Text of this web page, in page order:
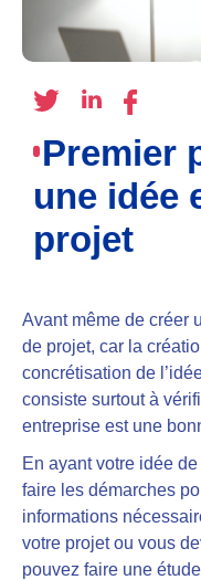
Premier
une idée
projet
Avant même de créer
de projet, car la
concrétisation de
consiste surtout à
entreprise est une
En ayant votre idée
faire les démarches
informations
votre projet ou vous
pouvez faire une